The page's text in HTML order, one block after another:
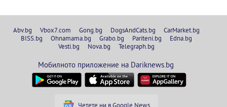
Abv.bg Vbox7.com Gong.bg DogsAndCats.bg
CarMarket.bg
BISS.bg
Ohnamama.bg Grabo.bg Pariteni.bg
Edna.bg
Vesti.bg
Nova.bg Telegraph.bg
Мобилното приложение на Dariknews.bg
Четете ни в Google News